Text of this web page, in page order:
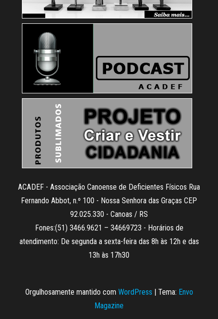
ACADEF - Associação Canoense de Deficientes Físicos Rua
Fernando Abbot, n.º 100 - Nossa Senhora das Graças CEP
92.025.330 - Canoas / RS
Fones:(51) 3466.9621 – 34669723 - Horários de
atendimento: De segunda a sexta-feira das 8h às 12h e das
13h às 17h30
Orgulhosamente mantido com WordPress | Tema: Envo
Magazine